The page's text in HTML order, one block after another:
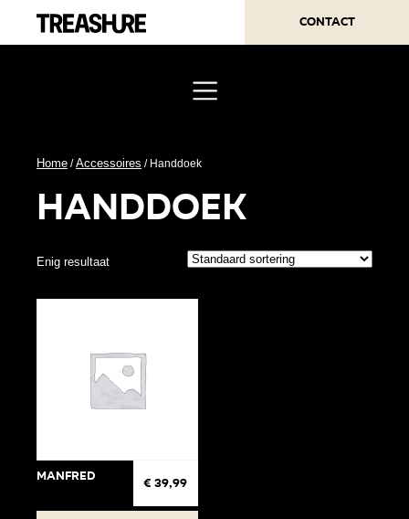
Contact
Home /Accessoires / Handdoek
handdoek
Enig resultaat
Manfred € 39,99